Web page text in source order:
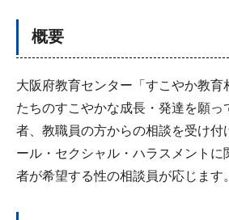
概要
大阪府教育センター「すこやか教育
たちのすこやかな成長・発達を願っ
者、教職員の方からの相談を受け付
ール・セクシャル・ハラスメントに
者が希望する性の相談員が応じます